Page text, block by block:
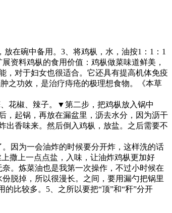
在碗中备用。3、将鸡枞，水，油按1：1：1
资料鸡枞的食用价值：鸡枞做菜味道鲜美，
，对于妇女也很适合。它还具有提高机体免疫
之功效，是治疗痔疮的极理想食物。《本草
花椒、辣子。▼第二步，把鸡枞放入锅中
，起锅，再放在漏盆里，沥去水分，因为沥干
出香味来。然后倒入鸡枞，放盐。之后需要不
因为一会油炸的时候要分开炸，这样洗的话
撒上一点点盐，入味，让油炸鸡枞更加好
。炼菜油也是我第一次操作，不过小时候在
脱掉，所以很漫长。之间，要用漏勺把锅里
比较多。5、之所以要把“顶”和“秆”分开